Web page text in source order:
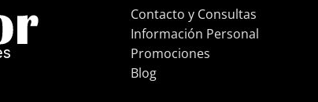
Contacto y Consultas
Información Personal
Promociones
Blog